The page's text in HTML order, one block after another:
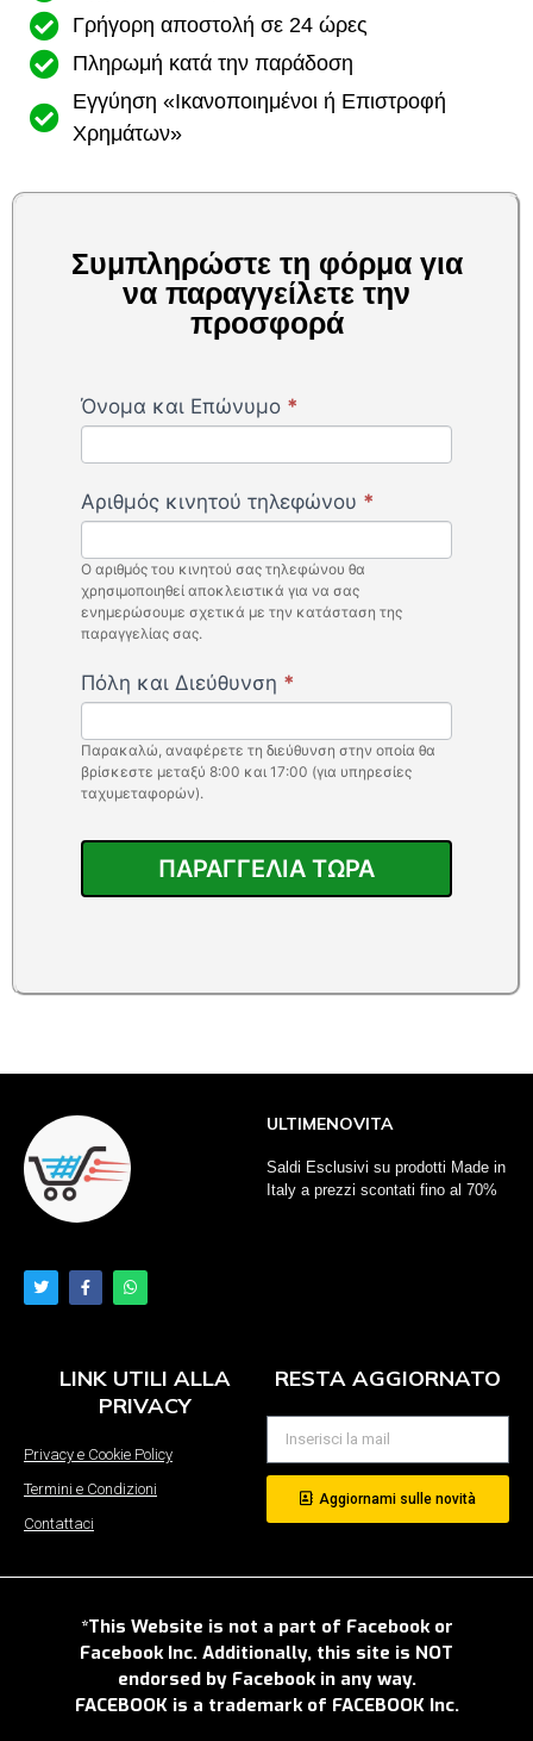
Γρήγορη αποστολή σε 24 ώρες
Πληρωμή κατά την παράδοση
Εγγύηση «Ικανοποιημένοι ή Επιστροφή
Χρημάτων»
Συμπληρώστε τη φόρμα για
να παραγγείλετε την
προσφορά
Pressure
Washer
-
GR
-
Uncapped
Όνομα και Επώνυμο *
Αριθμός κινητού τηλεφώνου *
Ο αριθμός του κινητού σας τηλεφώνου θα
χρησιμοποιηθεί αποκλειστικά για να σας
ενημερώσουμε σχετικά με την κατάσταση της
παραγγελίας σας.
Πόλη και Διεύθυνση *
Παρακαλώ, αναφέρετε τη διεύθυνση στην οποία θα
βρίσκεστε μεταξύ 8:00 και 17:00 (για υπηρεσίες
ταχυμεταφορών).
ΠΑΡΑΓΓΕΛΙΑ ΤΩΡΑ
ULTIMENOVITA
Saldi Esclusivi su prodotti Made in
Italy a prezzi scontati fino al 70%
LINK UTILI ALLA
PRIVACY
Privacy e Cookie Policy
Termini e Condizioni
Contattaci
RESTA AGGIORNATO
Aggiornami sulle novità
*This Website is not a part of Facebook or
Facebook Inc. Additionally, this site is NOT
endorsed by Facebook in any way.
FACEBOOK is a trademark of FACEBOOK Inc.